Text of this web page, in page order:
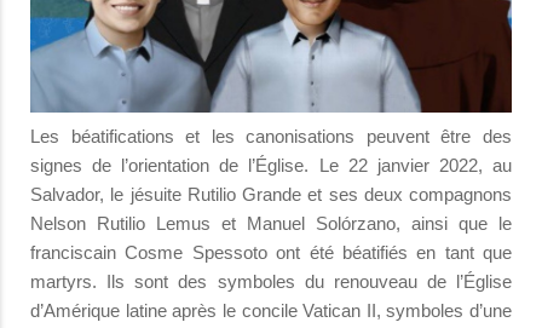
Les béatifications et les canonisations peuvent être des
signes de l’orientation de l’Église. Le 22 janvier 2022, au
Salvador, le jésuite Rutilio Grande et ses deux compagnons
Nelson Rutilio Lemus et Manuel Solórzano, ainsi que le
franciscain Cosme Spessoto ont été béatifiés en tant que
martyrs. Ils sont des symboles du renouveau de l’Église
d’Amérique latine après le concile Vatican II, symboles d’une